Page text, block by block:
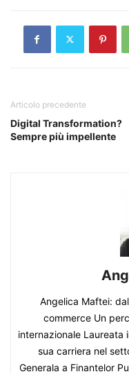
Articolo precedente
Digital Transformation?
Sempre più impellente
Angelica Maftei:
commerce Un
internazionale Laureata
sua carriera nel
Generala a Finantelor